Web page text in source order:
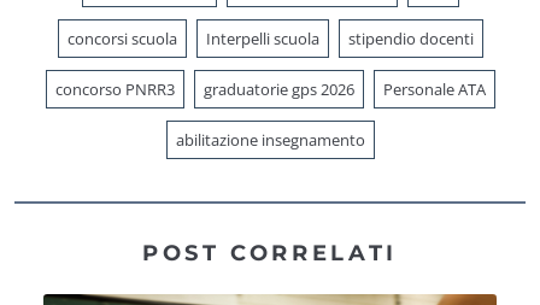
concorsi scuola Interpelli scuola stipendio docenti
concorso PNRR3 graduatorie gps 2026 Personale ATA
abilitazione insegnamento
POST CORRELATI